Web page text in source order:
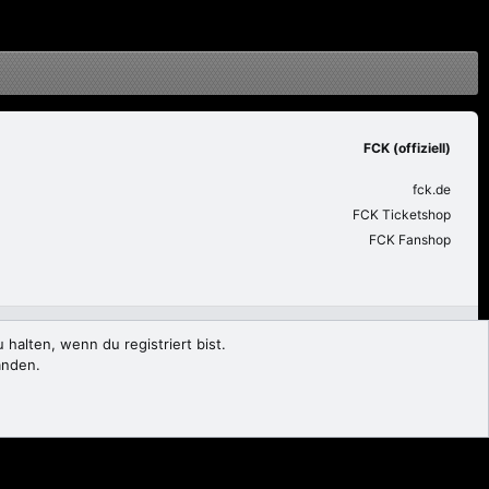
FCK (offiziell)
fck.de
FCK Ticketshop
FCK Fanshop
Datenschutz
halten, wenn du registriert bist.